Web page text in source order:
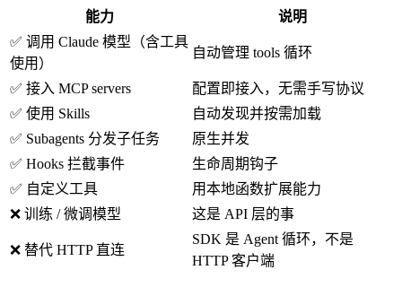
能力
说明
✅ 调用 Claude 模型（含工具
使用）
自动管理 tools 循环
✅ 接入 MCP servers
配置即接入，无需手写协议
✅ 使用 Skills
自动发现并按需加载
✅ Subagents 分发子任务
原生并发
✅ Hooks 拦截事件
生命周期钩子
✅ 自定义工具
用本地函数扩展能力
❌ 训练 / 微调模型
这是 API 层的事
❌ 替代 HTTP 直连
SDK 是 Agent 循环，不是
HTTP 客户端